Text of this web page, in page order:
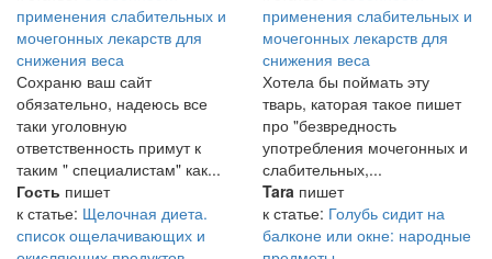
применения слабительных и
мочегонных лекарств для
снижения веса
Сохраню ваш сайт
обязательно, надеюсь все
таки уголовную
ответственность примут к
таким " специалистам" как...
применения слабительных и
мочегонных лекарств для
снижения веса
Хотела бы поймать эту
тварь, каторая такое пишет
про "безвредность
употребления мочегонных и
слабительных,...
Гость пишет
к статье: Щелочная диета.
список ощелачивающих и
Tara пишет
к статье: Голубь сидит на
балконе или окне: народные